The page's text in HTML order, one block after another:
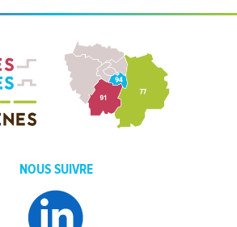
NOUS SUIVRE